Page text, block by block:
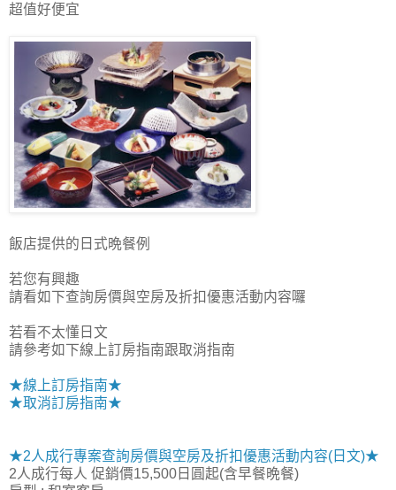
超值好便宜
飯店提供的日式晩餐例
若您有興趣
請看如下查詢房價與空房及折扣優惠活動内容囉
若看不太懂日文
請參考如下線上訂房指南跟取消指南
★線上訂房指南★
★取消訂房指南★
★2人成行專案查詢房價與空房及折扣優惠活動内容(日文)★
2人成行每人 促銷價15,500日圓起(含早餐晩餐)